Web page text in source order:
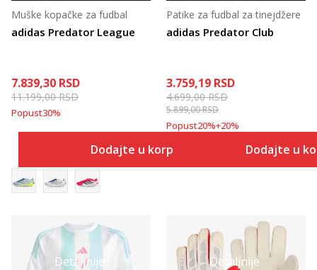
adidas Predator League
Muške kopačke za fudbal
7.839,30 RSD
11.199,00RSD
Popust30%
Dodajte u korpu
adidas Predator Club
Patike za fudbal za tinejdžere
3.759,19 RSD
4.699,00RSD
5.899,00RSD
Popust20%+20%
Dodajte u
Detaljnije
Detaljnije